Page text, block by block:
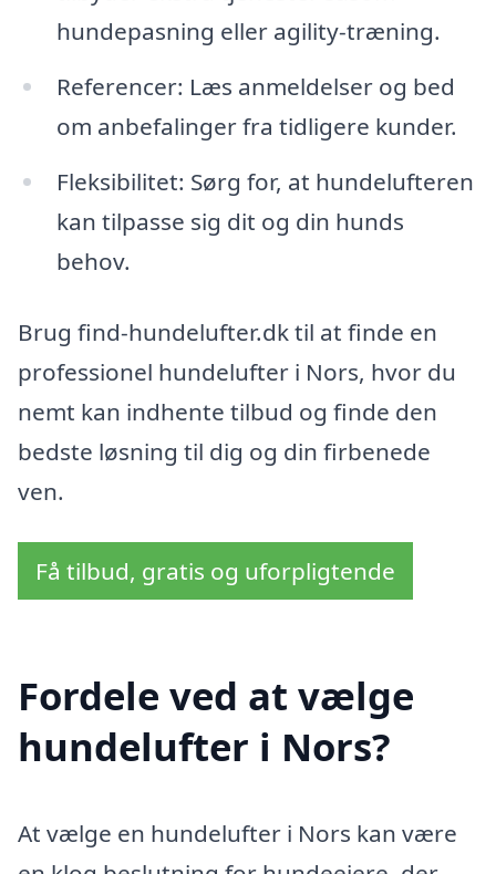
hundepasning eller agility-træning.
Referencer: Læs anmeldelser og bed
om anbefalinger fra tidligere kunder.
Fleksibilitet: Sørg for, at hundelufteren
kan tilpasse sig dit og din hunds
behov.
Brug find-hundelufter.dk til at finde en
professionel hundelufter i Nors, hvor du
nemt kan indhente tilbud og finde den
bedste løsning til dig og din firbenede
ven.
Få tilbud, gratis og uforpligtende
Fordele ved at vælge
hundelufter i Nors?
At vælge en hundelufter i Nors kan være